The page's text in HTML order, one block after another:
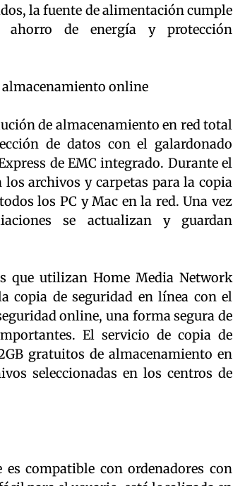
la fuente de alimentación cumple
de energía y protección
almacenamiento online
de almacenamiento en red total
de datos con el galardonado
de EMC integrado. Durante el
archivos y carpetas para la copia
los PC y Mac en la red. Una vez
se actualizan y guardan
que utilizan Home Media Network
copia de seguridad en línea con el
online, una forma segura de
El servicio de copia de
gratuitos de almacenamiento en
seleccionadas en los centros de
compatible con ordenadores con